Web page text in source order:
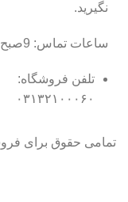
نگیرید.
ساعات تماس: 9صبح تا 2 ظهر
تلفن فروشگاه:
۰۳۱۳۲۱۰۰۰۶۰
تمامی حقوق برای